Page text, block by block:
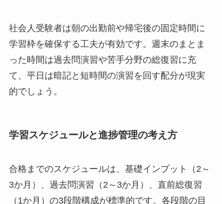
社会人受験者は朝の出勤前や帰宅後の固定時間に
学習枠を確保する工夫が有効です。週末のまとま
った時間は過去問演習や苦手分野の総復習に充
て、平日は暗記と短時間の演習を回す配分が現実
的でしょう。
学習スケジュールと進捗管理の考え方
合格までのスケジュールは、基礎インプット（2～
3か月）、過去問演習（2～3か月）、直前総復習
（1か月）の3段階構成が標準的です。各段階の目